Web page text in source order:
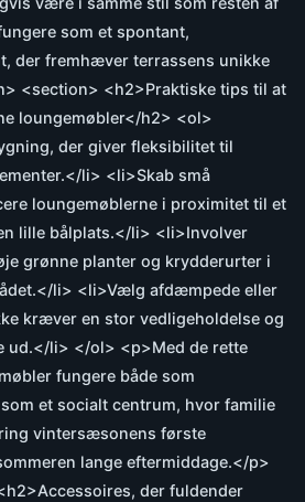
som et spontant,
der fremhæver terrassens unikke
<section> <h2>Praktiske tips til at
loungemøbler</h2> <ol>
der giver fleksibilitet til
li> <li>Skab små
loungemøblerne i proximitet til et
lille bålplats.</li> <li>Involver
grønne planter og krydderurter i
li> <li>Vælg afdæmpede eller
kræver en stor vedligeholdelse og
ud.</li> </ol> <p>Med de rette
fungere både som
et socialt centrum, hvor familie
vintersæsonens første
lange eftermiddage.</p>
der fuldender